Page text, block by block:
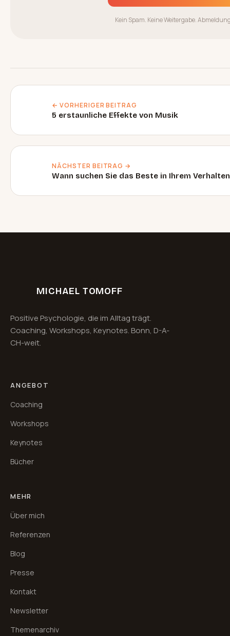
Kein Spam. Keine Weitergabe.
← VORHERIGER BEITRAG
5 erstaunliche Effekte von Musik
NÄCHSTER BEITRAG →
Wann suchen Sie das Beste in Ihrem
MICHAEL TOMOFF
Positive Psychologie, die im Alltag trägt.
Coaching, Workshops, Keynotes. Bonn, D-A-
CH-weit.
ANGEBOT
Coaching
Workshops
Keynotes
Bücher
MEHR
Über mich
Referenzen
Blog
Presse
Kontakt
Newsletter
Themenarchiv